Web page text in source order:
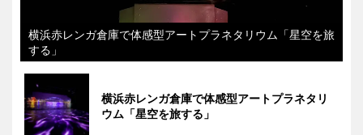
横浜赤レンガ倉庫で体感型アートプラネタリウム「星空を旅
する」
横浜赤レンガ倉庫で体感型アートプラネタリ
ウム「星空を旅する」